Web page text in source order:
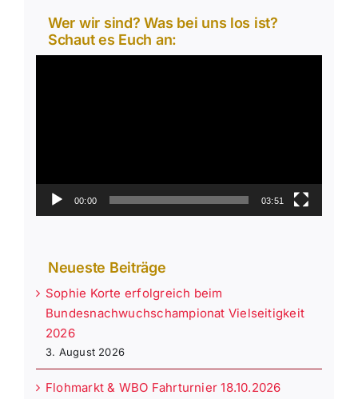
Wer wir sind? Was bei uns los ist?
Schaut es Euch an:
00:00 03:51
Neueste Beiträge
Sophie Korte erfolgreich beim
Bundesnachwuchschampionat Vielseitigkeit
2026
3. August 2026
Flohmarkt & WBO Fahrturnier 18.10.2026